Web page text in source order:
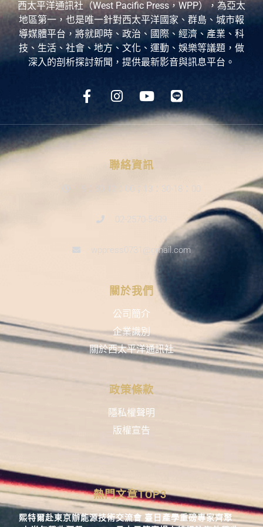
西太平洋通訊社（West Pacific Press，WPP），為亞太
地區第一，也是唯一針對西太平洋國家、群島、城市報
導媒體平台，將就即時、政治、國際、經濟、產業、科
技、生活、社會、地方、文化、運動、娛樂等議題，做
深入的剖析探討新聞，提供最新影音與訊息平台。
聯絡資訊
9：30-12：00；13：30-18：00
02-2570-5439
wppress0731@gmail.com
關於我們
公司簡介
企業識別
關於西太平洋通訊社
政策條款
隱私權聲明
版權宣告
熱門文章TOP3
熙特爾赴東京辦能源技術交流會 臺日產學重磅專家齊聚